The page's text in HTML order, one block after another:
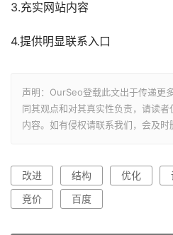
3.充实网站内容
4.提供明显联系入口
声明：OurSeo登载此文出于传递更
同其观点和对其真实性负责，请读
内容。如有侵权请联系我们，会及时
改进 结构 优化
竞价
百度